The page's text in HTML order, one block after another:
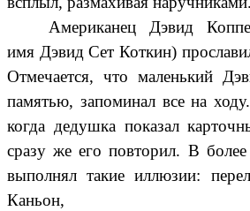
Американец Дэвид
имя Дэвид Сет Коткин)
Отмечается, что маленький
памятью, запоминал все на
когда дедушка показал
сразу же его повторил. В более
выполнял такие иллюзии:
Каньон,